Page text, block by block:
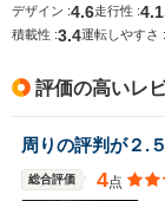
デザイン :4.6走行性 :4.1
積載性 :3.4運転しやすさ :
評価の高いレ
周りの評判が２.
総合評価 4点